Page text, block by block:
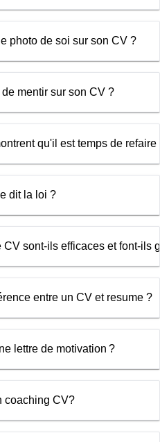
photo de soi sur son CV ?
mentir sur son CV ?
qu'il est temps de refaire
dit la loi ?
CV sont-ils efficaces et font-ils
entre un CV et resume ?
lettre de motivation ?
coaching CV?